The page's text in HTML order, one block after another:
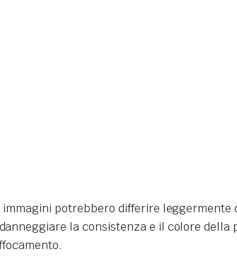
potrebbero differire leggermente
la consistenza e il colore della